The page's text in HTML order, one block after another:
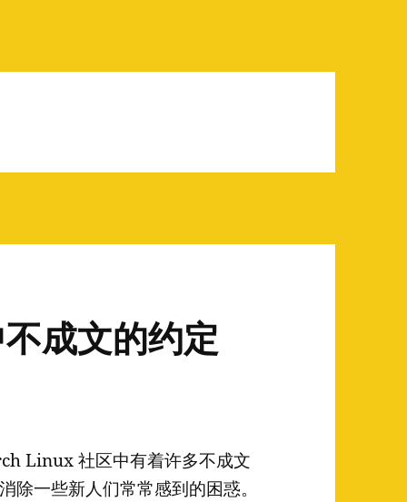
成文的约定
Linux 社区中有着许多不成文
除一些新人们常常感到的困惑。